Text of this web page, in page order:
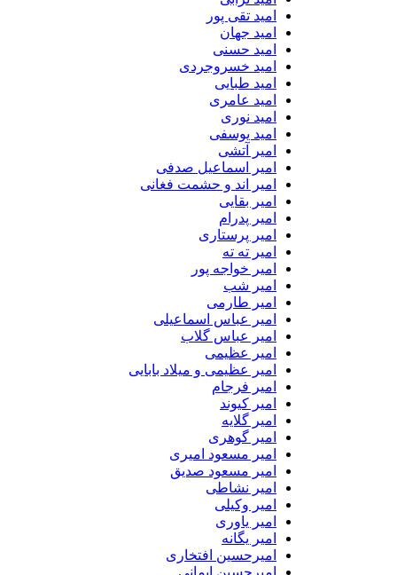
امید تقی پور
امید جهان
امید حسنی
امید خسروجردی
امید طبایی
امید عامری
امید نوری
امید یوسفی
امیر آتشی
امیر اسماعیل صدفی
امیر اند و حشمت فغانی
امیر بقایی
امیر پدرام
امیر پرستاری
امیر ته ته
امیر خواجه پور
امیر شب
امیر طارمی
امیر عباس اسماعیلی
امیر عباس گلاب
امیر عظیمی
امیر عظیمی و میلاد بابایی
امیر فرجام
امیر کیوند
امیر گلایه
امیر گوهری
امیر مسعود امیری
امیر مسعود صدیق
امیر نشاطی
امیر وکیلی
امیر یاوری
امیر یگانه
امیرحسین افتخاری
امیرحسین ایمانی